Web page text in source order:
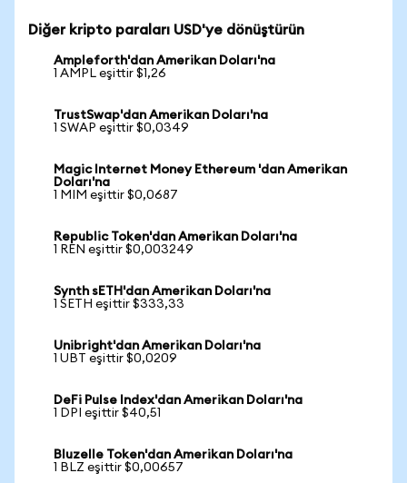
Diğer kripto paraları USD'ye dönüştürün
Ampleforth'dan Amerikan Doları'na
1 AMPL eşittir $1,26
TrustSwap'dan Amerikan Doları'na
1 SWAP eşittir $0,0349
Magic Internet Money Ethereum 'dan Amerikan
Doları'na
1 MIM eşittir $0,0687
Republic Token'dan Amerikan Doları'na
1 REN eşittir $0,003249
Synth sETH'dan Amerikan Doları'na
1 SETH eşittir $333,33
Unibright'dan Amerikan Doları'na
1 UBT eşittir $0,0209
DeFi Pulse Index'dan Amerikan Doları'na
1 DPI eşittir $40,51
Bluzelle Token'dan Amerikan Doları'na
1 BLZ eşittir $0,00657